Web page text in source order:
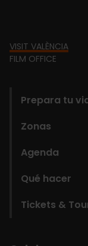
Footer
VISIT VALÈNCIA
FILM OFFICE
Prepara tu
Zonas
Agenda
Qué hacer
Tickets &